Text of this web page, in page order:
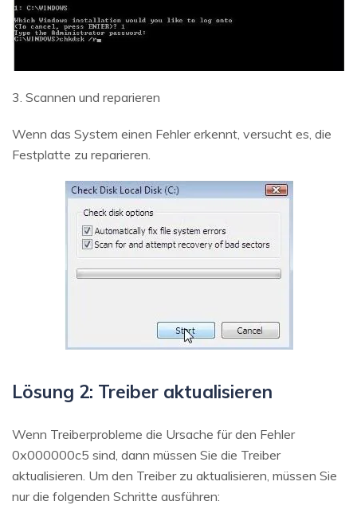
3. Scannen und reparieren
Wenn das System einen Fehler erkennt, versucht es, die
Festplatte zu reparieren.
Lösung 2: Treiber aktualisieren
Wenn Treiberprobleme die Ursache für den Fehler
0x000000c5 sind, dann müssen Sie die Treiber
aktualisieren. Um den Treiber zu aktualisieren, müssen Sie
nur die folgenden Schritte ausführen: